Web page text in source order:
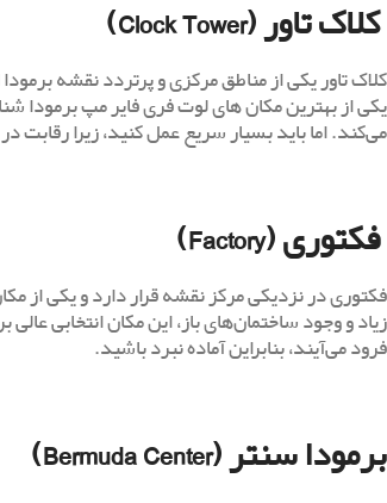
کلاک تاور (Clock Tower)
کلاک تاور یکی از مناطق مرکزی و پرتردد نقشه
یکی از بهترین مکان های لوت فری فایر مپ برمودا
می‌کند. اما باید بسیار سریع عمل کنید، زیرا رقابت
فکتوری (Factory)
فکتوری در نزدیکی مرکز نقشه قرار دارد و یکی از
زیاد و وجود ساختمان‌های باز، این مکان انتخابی
فرود می‌آیند، بنابراین آماده نبرد باشید.
برمودا سنتر (Bermuda Center)